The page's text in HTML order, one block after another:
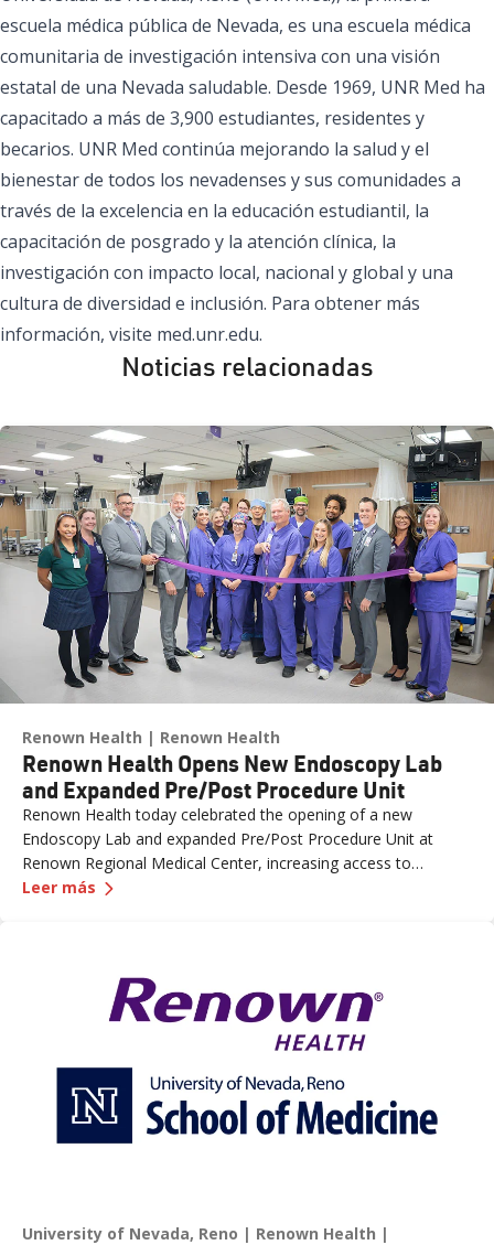
escuela médica pública de Nevada, es una escuela médica
comunitaria de investigación intensiva con una visión
estatal de una Nevada saludable. Desde 1969, UNR Med ha
capacitado a más de 3,900 estudiantes, residentes y
becarios. UNR Med continúa mejorando la salud y el
bienestar de todos los nevadenses y sus comunidades a
través de la excelencia en la educación estudiantil, la
capacitación de posgrado y la atención clínica, la
investigación con impacto local, nacional y global y una
cultura de diversidad e inclusión. Para obtener más
información, visite med.unr.edu.
Noticias relacionadas
Renown Health Renown Health
Renown Health Opens New Endoscopy Lab
and Expanded Pre/Post Procedure Unit
Renown Health today celebrated the opening of a new
Endoscopy Lab and expanded Pre/Post Procedure Unit at
Renown Regional Medical Center, increasing access to
specialized care and supporting the growing needs of patients
Leer más —
University of Nevada, Reno
Renown Health